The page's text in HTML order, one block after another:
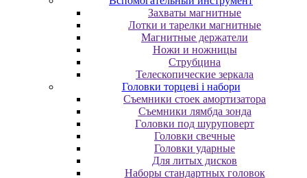
Захваты магнитные
Лотки и тарелки магнитные
Магнитные держатели
Ножи и ножницы
Струбцина
Телескопические зеркала
Головки торцеві і набори
Cъeмники cтoeк aмopтизaтopa
Cъeмники лямбдa зoндa
Гoлoвки пoд шуpупoвepт
Головки свечные
Головки ударные
Для литых дисков
Наборы стандартных головок